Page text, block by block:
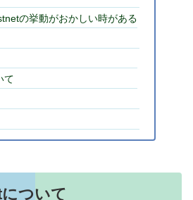
の挙動がおかしい時がある
て
ついて